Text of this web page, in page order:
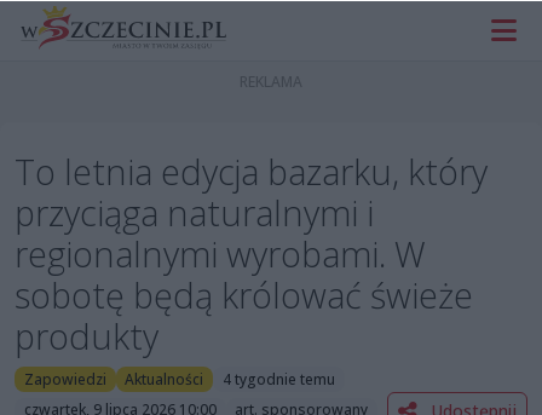
To letnia edycja bazarku, który
przyciąga naturalnymi i
regionalnymi wyrobami. W
sobotę będą królować świeże
produkty
Zapowiedzi Aktualności
4 tygodnie temu
czwartek, 9 lipca 2026 10:00
art. sponsorowany